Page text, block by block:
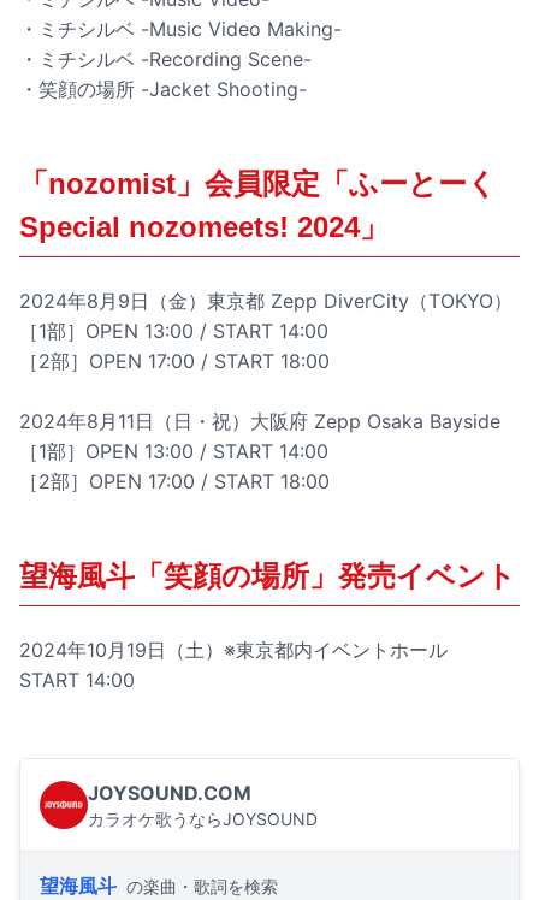
・ミチシルベ -Music Video Making-
・ミチシルベ -Recording Scene-
・笑顔の場所 -Jacket Shooting-
「nozomist」会員限定「ふーとーく
Special nozomeets! 2024」
2024年8月9日（金）東京都 Zepp DiverCity（TOKYO）
［1部］OPEN 13:00 / START 14:00
［2部］OPEN 17:00 / START 18:00
2024年8月11日（日・祝）大阪府 Zepp Osaka Bayside
［1部］OPEN 13:00 / START 14:00
［2部］OPEN 17:00 / START 18:00
望海風斗「笑顔の場所」発売イベント
2024年10月19日（土）※東京都内イベントホール
START 14:00
JOYSOUND.COM
カラオケ歌うならJOYSOUND
望海風斗 の楽曲・歌詞を検索